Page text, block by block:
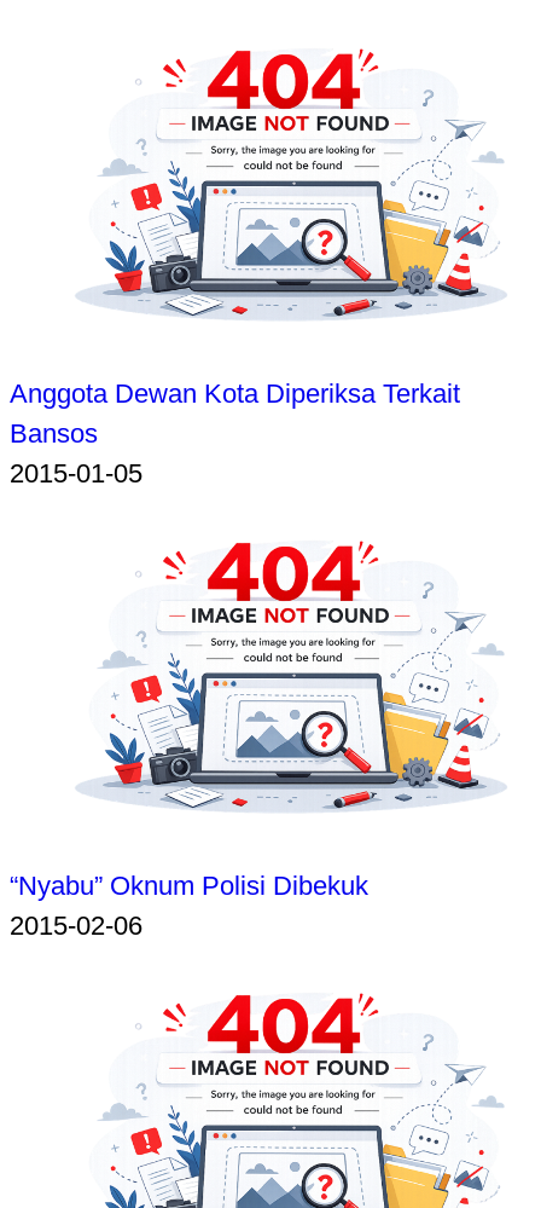
Anggota Dewan Kota Diperiksa Terkait
Bansos
2015-01-05
“Nyabu” Oknum Polisi Dibekuk
2015-02-06